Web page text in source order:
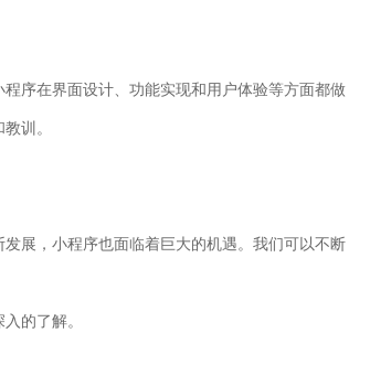
序在界面设计、功能实现和用户体验等方面都做
训。
展，小程序也面临着巨大的机遇。我们可以不断
的了解。